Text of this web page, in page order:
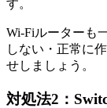
す。
Wi-Fiルーターも
しない・正常に
せしましょう。
対処法2：